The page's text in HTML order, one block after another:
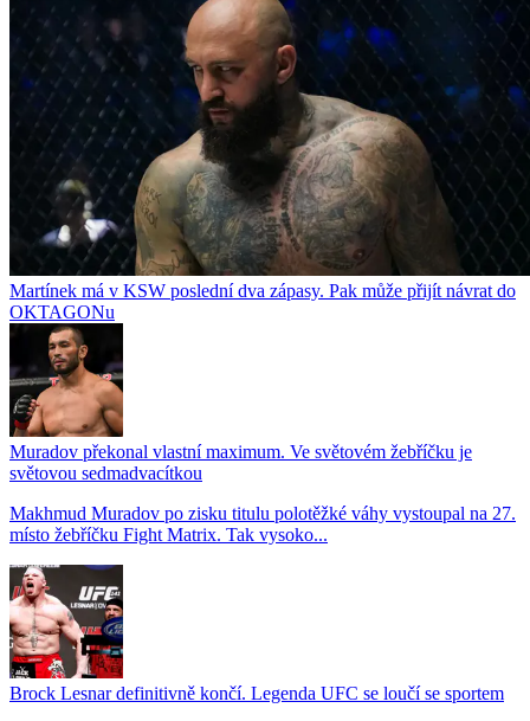
Martínek má v KSW poslední dva zápasy. Pak může přijít návrat do
OKTAGONu
Muradov překonal vlastní maximum. Ve světovém žebříčku je
světovou sedmadvacítkou
Makhmud Muradov po zisku titulu polotěžké váhy vystoupal na 27.
místo žebříčku Fight Matrix. Tak vysoko...
Brock Lesnar definitivně končí. Legenda UFC se loučí se sportem